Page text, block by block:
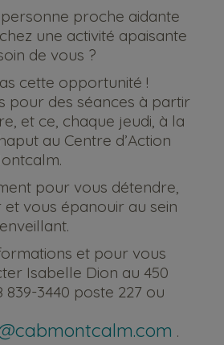
proche aidante
une activité apaisante
de vous ?
cette opportunité !
pour des séances à partir
et ce, chaque jeudi, à la
au Centre d’Action
pour vous détendre,
vous épanouir au sein
et pour vous
Isabelle Dion au 450
839-3440 poste 227 ou
.